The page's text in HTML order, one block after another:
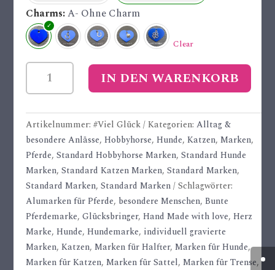
Charms A- Ohne Charm
Clear
#Viel
Glück
Alu-
Marke
Menge
IN DEN WARENKORB
Artikelnummer:#Viel Glück Kategorien:Alltag &
besondere Anlässe,Hobbyhorse,Hunde,Katzen,Marken,
Pferde,Standard Hobbyhorse Marken,Standard Hunde
Marken,Standard Katzen Marken,Standard Marken,
Standard Marken,Standard Marken Schlagwörter:
Alumarken für Pferde, besondere Menschen,Bunte
Pferdemarke,Glücksbringer,Hand Made with love,Herz
Marke,Hunde,Hundemarke, individuell gravierte
Marken,Katzen,Marken für Halfter,Marken für Hunde,
Marken für Katzen,Marken für Sattel,Marken für Trense,